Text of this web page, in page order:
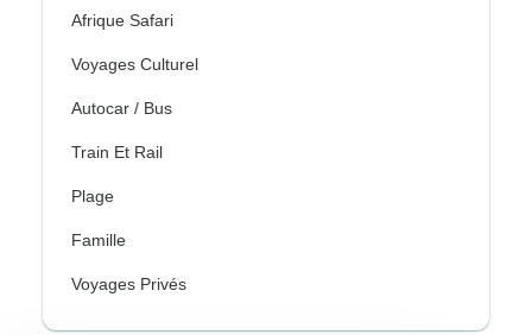
Afrique Safari
Voyages Culturel
Autocar / Bus
Train Et Rail
Plage
Famille
Voyages Privés